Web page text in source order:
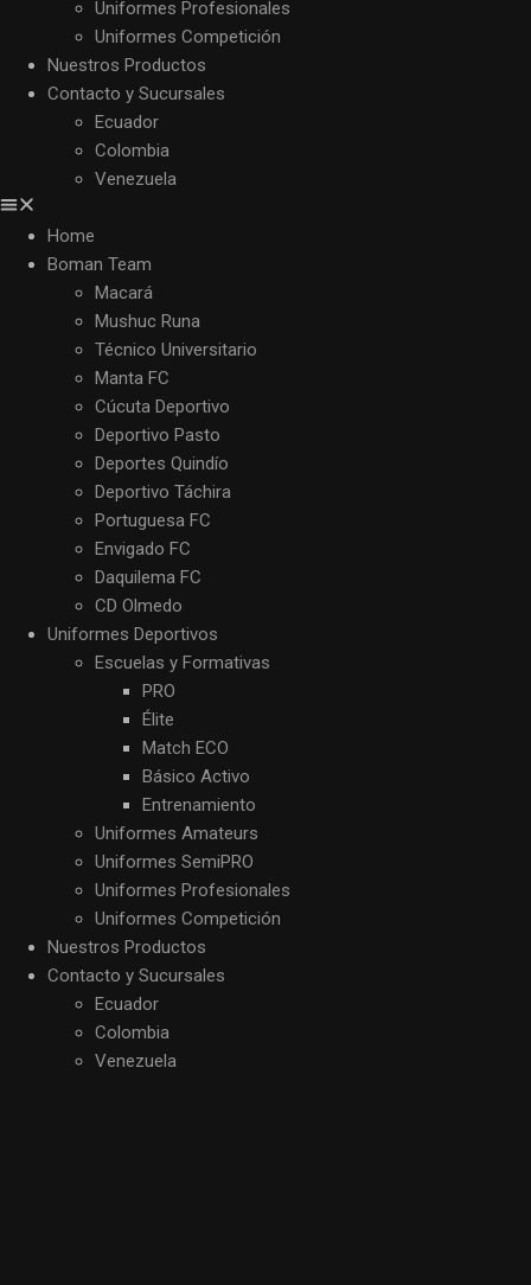
Uniformes Profesionales
Uniformes Competición
Nuestros Productos
Contacto y Sucursales
Ecuador
Colombia
Venezuela
Home
Boman Team
Macará
Mushuc Runa
Técnico Universitario
Manta FC
Cúcuta Deportivo
Deportivo Pasto
Deportes Quindío
Deportivo Táchira
Portuguesa FC
Envigado FC
Daquilema FC
CD Olmedo
Uniformes Deportivos
Escuelas y Formativas
PRO
Élite
Match ECO
Básico Activo
Entrenamiento
Uniformes Amateurs
Uniformes SemiPRO
Uniformes Profesionales
Uniformes Competición
Nuestros Productos
Contacto y Sucursales
Ecuador
Colombia
Venezuela